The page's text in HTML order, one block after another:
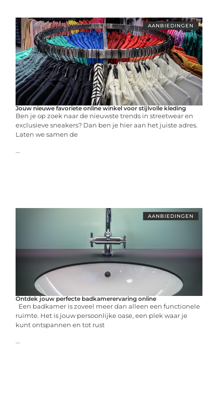
AANBIEDINGEN
Jouw nieuwe favoriete online winkel voor stijlvolle kleding
Ben je op zoek naar de nieuwste trends in streetwear en
exclusieve sneakers? Dan ben je hier aan het juiste adres.
Laten we samen de
...
AANBIEDINGEN
Ontdek jouw perfecte badkamerervaring online
Een badkamer is zoveel meer dan alleen een functionele
ruimte. Het is jouw persoonlijke oase, een plek waar je
kunt ontspannen en tot rust
...